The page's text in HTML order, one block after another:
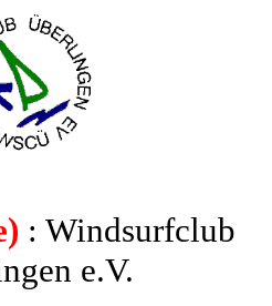
: Windsurfclub
e.V.